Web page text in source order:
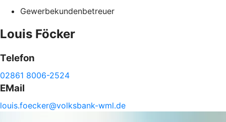
Gewerbekundenbetreuer
Louis Föcker
Telefon
02861 8006-2524
EMail
louis.foecker@volksbank-wml.de